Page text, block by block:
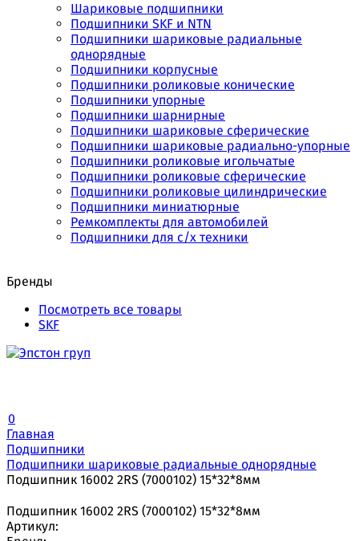
Шариковые подшипники
Подшипники SKF и NTN
Подшипники шариковые радиальные
однорядные
Подшипники корпусные
Подшипники роликовые конические
Подшипники упорные
Подшипники шарнирные
Подшипники шариковые сферические
Подшипники шариковые радиально-упорные
Подшипники роликовые игольчатые
Подшипники роликовые сферические
Подшипники роликовые цилиндрические
Подшипники миниатюрные
Ремкомплекты для автомобилей
Подшипники для с/х техники
Бренды
Посмотреть все товары
SKF
0
Главная
Подшипники
Подшипники шариковые радиальные однорядные
Подшипник 16002 2RS (7000102) 15*32*8мм
Подшипник 16002 2RS (7000102) 15*32*8мм
Артикул: